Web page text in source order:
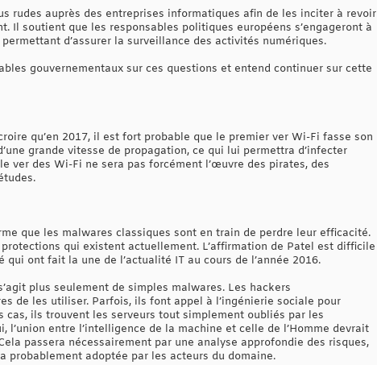
rudes auprès des entreprises informatiques afin de les inciter à revoir
Il soutient que les responsables politiques européens s’engageront à
d’assurer la surveillance des activités numériques.
gouvernementaux sur ces questions et entend continuer sur cette
qu’en 2017, il est fort probable que le premier ver Wi-Fi fasse son
grande vitesse de propagation, ce qui lui permettra d’infecter
ver des Wi-Fi ne sera pas forcément l’œuvre des pirates, des
que les malwares classiques sont en train de perdre leur efficacité.
qui existent actuellement. L’affirmation de Patel est difficile
ont fait la une de l’actualité IT au cours de l’année 2016.
plus seulement de simples malwares. Les hackers
de les utiliser. Parfois, ils font appel à l’ingénierie sociale pour
cas, ils trouvent les serveurs tout simplement oubliés par les
entre l’intelligence de la machine et celle de l’Homme devrait
passera nécessairement par une analyse approfondie des risques,
probablement adoptée par les acteurs du domaine.